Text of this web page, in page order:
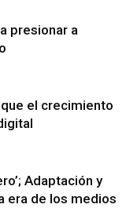
presionar a
el crecimiento
Adaptación y
era de los medios